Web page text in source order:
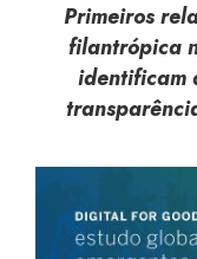
Primeiros
filantrópica
identificam